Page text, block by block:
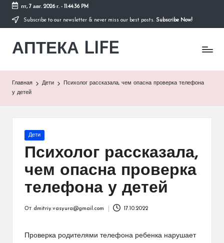
Перейти
содержимому
пт, 7 авг. 2026 г.- 11:44:36 PM
Subscribe to our newsletter & never miss our best posts. Subscribe Now!
АПТЕКА LIFE
сайт
здоровом
Главная Дети
Психолог рассказала, чем опасна проверка телефона
у детей
Опубликовано
Дети
Психолог рассказала,
чем опасна проверка
телефона у детей
От dmitriy.vasyura@gmail.com 17.10.2022
Проверка родителями телефона ребенка нарушает